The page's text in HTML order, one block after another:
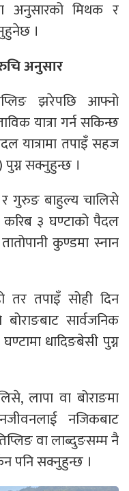
अनुसारको मिथक र
।
अनुसार
झरेपछि आफ्नो
यात्रा गर्न सकिन्छ
यात्रामा तपाइँ सहज
सक्नुहुन्छ ।
गुरुङ बाहुल्य चालिसे
३ घण्टाको पैदल
कुण्डमा स्नान
तपाइँ सोही दिन
सार्वजनिक
धादिङबेसी पुग्न
लापा वा बोराङमा
नजिकबाट
वा लाब्दुङसम्म नै
पनि सक्नुहुन्छ ।